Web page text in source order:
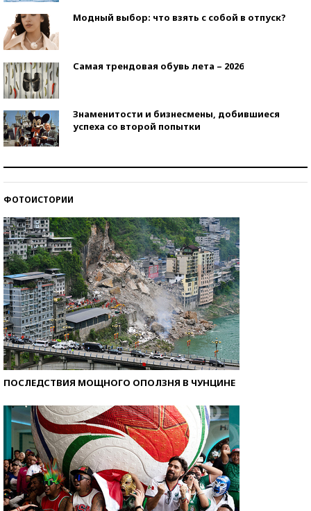
Модный выбор: что взять с собой в отпуск?
Самая трендовая обувь лета – 2026
Знаменитости и бизнесмены, добившиеся
успеха со второй попытки
ФОТОИСТОРИИ
ПОСЛЕДСТВИЯ МОЩНОГО ОПОЛЗНЯ В ЧУНЦИНЕ